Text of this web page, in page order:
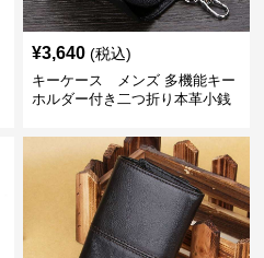
¥3,640 (税込)
キーケース メンズ 多機能キー
ホルダー付き二つ折り本革小銭